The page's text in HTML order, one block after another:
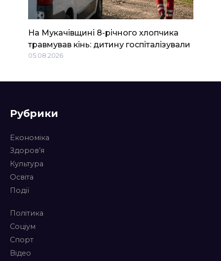
На Мукачівщині 8-річного хлопчика
травмував кінь: дитину госпіталізували
05.08.2026
Рубрики
Економіка
Здоров’я
Культура
Освіта
Події
Політика
Соціум
Спорт
Відео